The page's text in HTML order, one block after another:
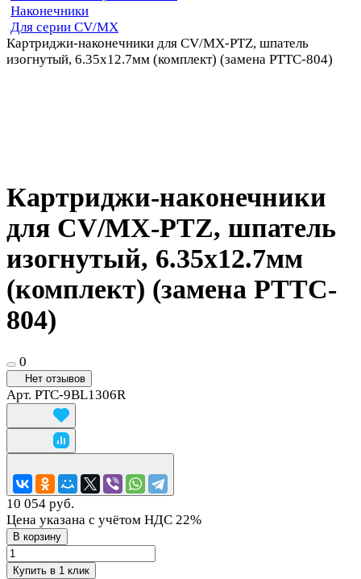
Наконечники
Для серии CV/MX
Картриджи-наконечники для CV/MX-PTZ, шпатель
изогнутый, 6.35х12.7мм (комплект) (замена PTTC-804)
Картриджи-наконечники
для CV/MX-PTZ, шпатель
изогнутый, 6.35х12.7мм
(комплект) (замена PTTC-
804)
0
Нет отзывов
Арт. PTC-9BL1306R
10 054 руб.
Цена указана с учётом НДС 22%
В корзину
Купить в 1 клик